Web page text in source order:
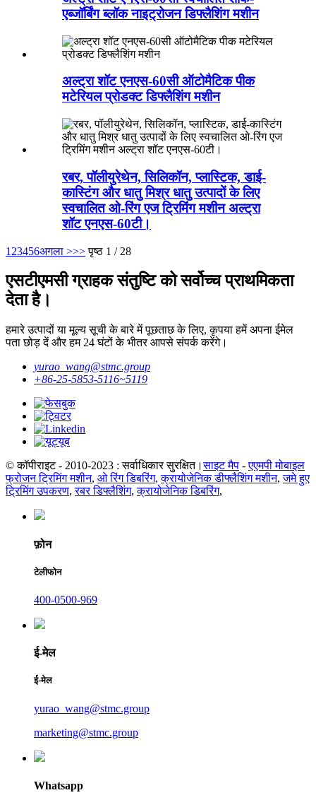
एब्जॉर्बिंग ब्लॉक नाइट्रोजन डिफ्लैशिंग मशीन
अल्ट्रा शॉट एनएस-60सी ऑटोमैटिक पीक
मटेरियल प्रोडक्ट डिफ्लैशिंग मशीन
रबर, पॉलीयुरेथेन, सिलिकॉन, प्लास्टिक, डाई-
कास्टिंग और धातु मिश्र धातु उत्पादों के लिए
स्वचालित ओ-रिंग एज ट्रिमिंग मशीन अल्ट्रा
शॉट एनएस-60टी।
1 23456अगला >>> पृष्ठ 1 / 28
एसटीएमसी ग्राहक संतुष्टि को सर्वोच्च प्राथमिकता
देता है।
हमारे उत्पादों या मूल्य सूची के बारे में पूछताछ के लिए, कृपया हमें अपना ईमेल
पता छोड़ दें और हम 24 घंटों के भीतर आपसे संपर्क करेंगे।
yurao_wang@stmc.group
+86-25-5853-5116~5119
© कॉपीराइट - 2010-2023 : सर्वाधिकार सुरक्षित।साइट मैप -एएमपी मोबाइल
फ्रोजन ट्रिमिंग मशीन, ओ रिंग डिबरिंग,क्रायोजेनिक डीफ्लैशिंग मशीन,जमे हुए
ट्रिमिंग उपकरण,रबर डिफ्लैशिंग,क्रायोजेनिक डिबरिंग,
फ़ोन
टेलीफोन
400-0500-969
ई-मेल
ई-मेल
yurao_wang@stmc.group
marketing@stmc.group
Whatsapp